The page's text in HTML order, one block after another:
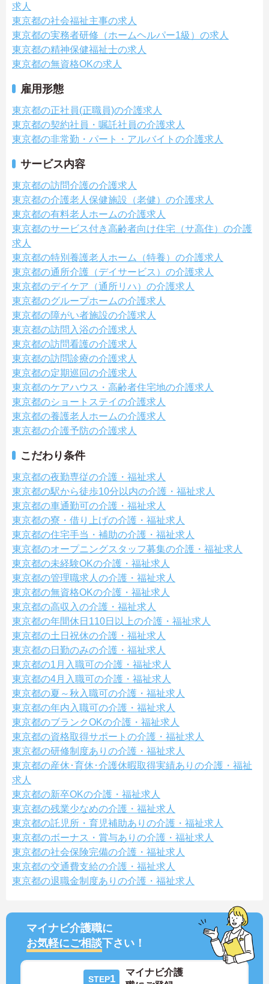
求人
東京都の社会福祉主事の求人
東京都の実務者研修（ホームヘルパー1級）の求人
東京都の精神保健福祉士の求人
東京都の無資格OKの求人
雇用形態
東京都の正社員(正職員)の介護求人
東京都の契約社員・嘱託社員の介護求人
東京都の非常勤・パート・アルバイトの介護求人
サービス内容
東京都の訪問介護の介護求人
東京都の介護老人保健施設（老健）の介護求人
東京都の有料老人ホームの介護求人
東京都のサービス付き高齢者向け住宅（サ高住）の介護
求人
東京都の特別養護老人ホーム（特養）の介護求人
東京都の通所介護（デイサービス）の介護求人
東京都のデイケア（通所リハ）の介護求人
東京都のグループホームの介護求人
東京都の障がい者施設の介護求人
東京都の訪問入浴の介護求人
東京都の訪問看護の介護求人
東京都の訪問診療の介護求人
東京都の定期巡回の介護求人
東京都のケアハウス・高齢者住宅地の介護求人
東京都のショートステイの介護求人
東京都の養護老人ホームの介護求人
東京都の介護予防の介護求人
こだわり条件
東京都の夜勤専従の介護・福祉求人
東京都の駅から徒歩10分以内の介護・福祉求人
東京都の車通勤可の介護・福祉求人
東京都の寮・借り上げの介護・福祉求人
東京都の住宅手当・補助の介護・福祉求人
東京都のオープニングスタッフ募集の介護・福祉求人
東京都の未経験OKの介護・福祉求人
東京都の管理職求人の介護・福祉求人
東京都の無資格OKの介護・福祉求人
東京都の高収入の介護・福祉求人
東京都の年間休日110日以上の介護・福祉求人
東京都の土日祝休の介護・福祉求人
東京都の日勤のみの介護・福祉求人
東京都の1月入職可の介護・福祉求人
東京都の4月入職可の介護・福祉求人
東京都の夏～秋入職可の介護・福祉求人
東京都の年内入職可の介護・福祉求人
東京都のブランクOKの介護・福祉求人
東京都の資格取得サポートの介護・福祉求人
東京都の研修制度ありの介護・福祉求人
東京都の産休･育休･介護休暇取得実績ありの介護・福祉
求人
東京都の新卒OKの介護・福祉求人
東京都の残業少なめの介護・福祉求人
東京都の託児所・育児補助ありの介護・福祉求人
東京都のボーナス・賞与ありの介護・福祉求人
東京都の社会保険完備の介護・福祉求人
東京都の交通費支給の介護・福祉求人
東京都の退職金制度ありの介護・福祉求人
マイナビ介護職に
お気軽にご相談下さい！
STEP1
マイナビ介護